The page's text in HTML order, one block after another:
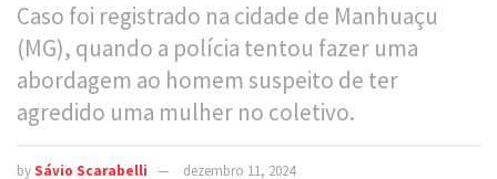
Caso foi registrado na cidade de Manhuaçu
(MG), quando a polícia tentou fazer uma
abordagem ao homem suspeito de ter
agredido uma mulher no coletivo.
bySávio Scarabelli dezembro 11, 2024